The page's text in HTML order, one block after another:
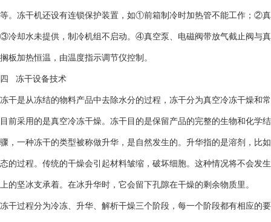
等。冻干机还设有连锁保护装置，如①前箱制冷时加热管不能工作；②
③冷却水未提供，制冷机组不启动。④真空泵、电磁阀带放气截止阀与
搁板加热恒温，由温度指示调节仪控制。
四 冻干设备技术
冻干是从冻结的物料产品中去除水分的过程，冻干分为真空冷冻干燥和
目前采用的是真空冷冻干燥。冻干目的是保留产品的完整的生物和化学
骤，一种冻干的类型被称做升华，是自然发生的。升华指的是溶剂，比
态的过程。传统的干燥会引起材料皱缩，破坏细胞。这种情况将不会发
上的坚冰支承着。在冰升华时，它会留下孔隙在干燥的剩余物质里。
冻干过程分为冷冻、升华、解析干燥三个阶段，每一个阶段都有相应的